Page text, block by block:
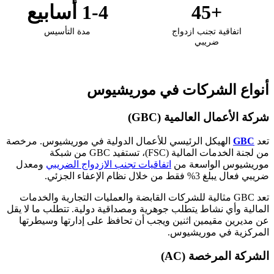
+45
اتفاقية تجنب ازدواج
ضريبي
1-4 أسابيع
مدة التأسيس
أنواع الشركات في موريشيوس
شركة الأعمال العالمية (GBC)
تعد GBC الهيكل الرئيسي للأعمال الدولية في موريشيوس. مرخصة
من لجنة الخدمات المالية (FSC)، تستفيد GBC من شبكة
موريشيوس الواسعة من اتفاقيات تجنب الازدواج الضريبي ومعدل
ضريبي فعال يبلغ 3% فقط من خلال نظام الإعفاء الجزئي.
تعد GBC مثالية للشركات القابضة والعمليات التجارية والخدمات
المالية وأي نشاط يتطلب جوهرية ومصداقية دولية. تتطلب ما لا يقل
عن مديرين مقيمين اثنين ويجب أن تحافظ على إدارتها وسيطرتها
المركزية في موريشيوس.
الشركة المرخصة (AC)